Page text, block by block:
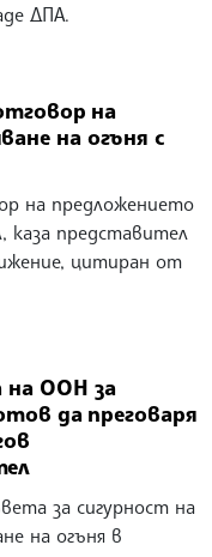
ДПА.
на
на огъня с
на предложението
каза представител
цитиран от
на ООН за
да преговаря
за сигурност на
на огъня в